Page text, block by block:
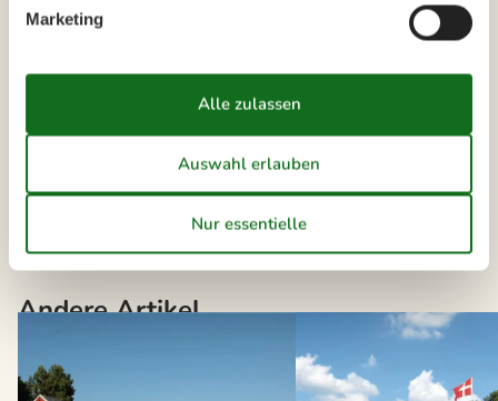
Die neusten Artikel über Esby
Vermietung von Ferienhäuser Esby
Andere Artikel
Marketing